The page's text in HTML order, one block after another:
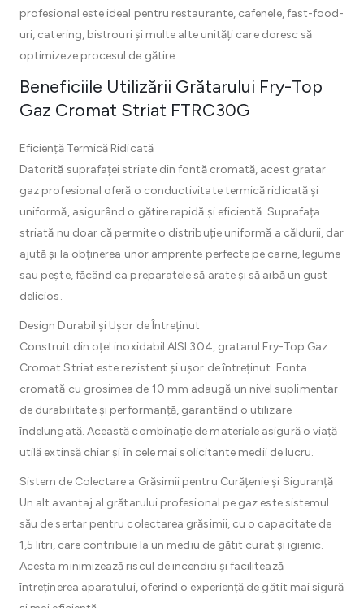
profesional este ideal pentru restaurante, cafenele, fast-food-
uri, catering, bistrouri și multe alte unități care doresc să
optimizeze procesul de gătire.
Beneficiile Utilizării Grătarului Fry-Top
Gaz Cromat Striat FTRC30G
Eficiență Termică Ridicată
Datorită suprafaței striate din fontă cromată, acest gratar
gaz profesional oferă o conductivitate termică ridicată și
uniformă, asigurând o gătire rapidă și eficientă. Suprafața
striată nu doar că permite o distribuție uniformă a căldurii, dar
ajută și la obținerea unor amprente perfecte pe carne, legume
sau pește, făcând ca preparatele să arate și să aibă un gust
delicios.
Design Durabil și Ușor de Întreținut
Construit din oțel inoxidabil AISI 304, gratarul Fry-Top Gaz
Cromat Striat este rezistent și ușor de întreținut. Fonta
cromată cu grosimea de 10 mm adaugă un nivel suplimentar
de durabilitate și performanță, garantând o utilizare
îndelungată. Această combinație de materiale asigură o viață
utilă extinsă chiar și în cele mai solicitante medii de lucru.
Sistem de Colectare a Grăsimii pentru Curățenie și Siguranță
Un alt avantaj al grătarului profesional pe gaz este sistemul
său de sertar pentru colectarea grăsimii, cu o capacitate de
1,5 litri, care contribuie la un mediu de gătit curat și igienic.
Acesta minimizează riscul de incendiu și facilitează
întreținerea aparatului, oferind o experiență de gătit mai sigură